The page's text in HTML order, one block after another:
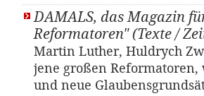
DAMALS, das Magazin
Reformatoren" (Texte /
Mar­tin Lu­ther, Huld­rych
jene großen
und neue